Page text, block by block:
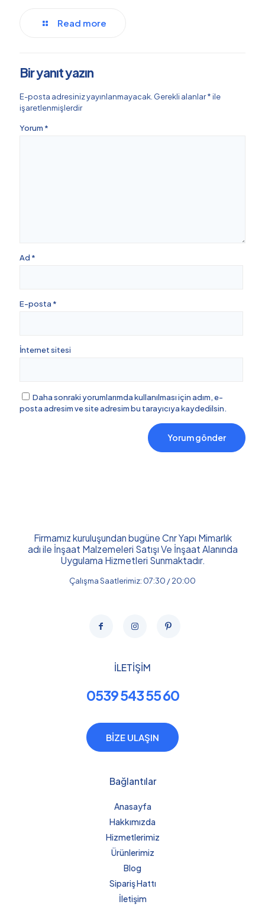
Read more
Bir yanıt yazın
E-posta adresiniz yayınlanmayacak. Gerekli alanlar*ile
işaretlenmişlerdir
Yorum *
Ad *
E-posta *
İnternet sitesi
Daha sonraki yorumlarımda kullanılması için adım, e-
posta adresim ve site adresim bu tarayıcıya kaydedilsin.
Firmamız kuruluşundan bugüne Cnr Yapı Mimarlık
adı ile İnşaat Malzemeleri Satışı Ve İnşaat Alanında
Uygulama Hizmetleri Sunmaktadır.
Çalışma Saatlerimiz: 07:30 / 20:00
İLETİŞİM
0539 543 55 60
BİZE ULAŞIN
Bağlantılar
Anasayfa
Hakkımızda
Hizmetlerimiz
Ürünlerimiz
Blog
Sipariş Hattı
İletişim